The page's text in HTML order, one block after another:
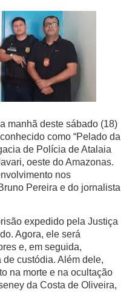
manhã deste sábado (18)
como “Pelado da
de Polícia de Atalaia
oeste do Amazonas.
nos
Pereira e do jornalista
expedido pela Justiça
Agora, ele será
e, em seguida,
custódia. Além dele,
na morte e na ocultação
da Costa de Oliveira,